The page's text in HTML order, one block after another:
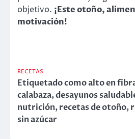
objetivo. ¡Este otoño,
motivación!
RECETAS
Etiquetado comoalto en
calabaza,desayunos
nutrición,recetas de otoño,
sin azúcar